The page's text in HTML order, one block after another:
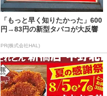
「もっと早く知りたかった」600
円→83円の新型タバコが大反響
PR(株式会社HAL)